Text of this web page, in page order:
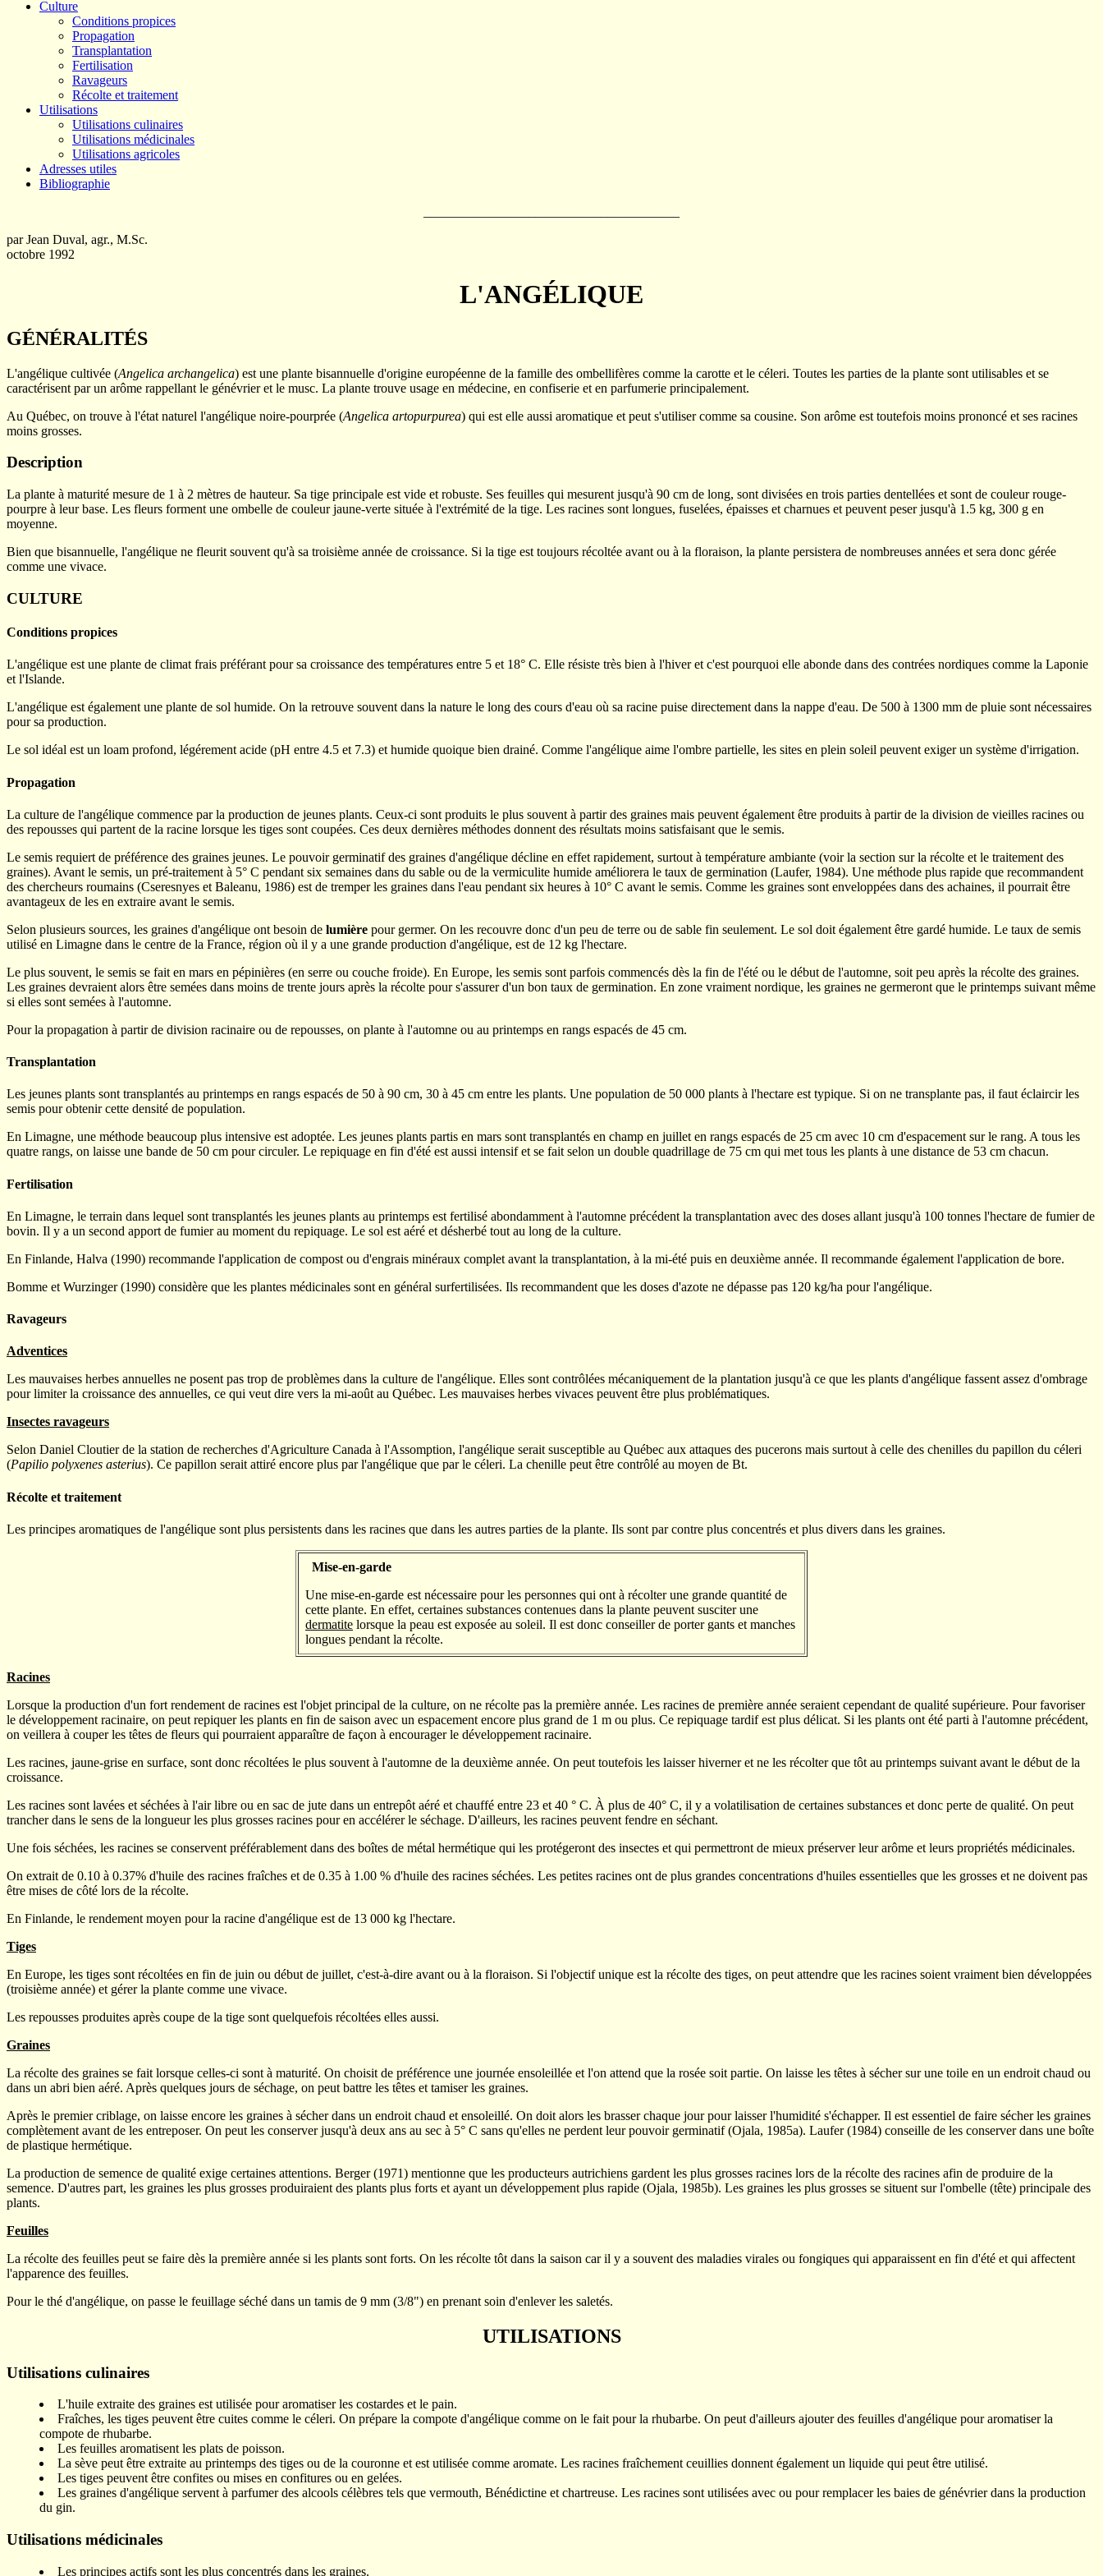
Culture
Conditions propices
Propagation
Transplantation
Fertilisation
Ravageurs
Récolte et traitement
Utilisations
Utilisations culinaires
Utilisations médicinales
Utilisations agricoles
Adresses utiles
Bibliographie
par Jean Duval, agr., M.Sc.
octobre 1992
L'ANGÉLIQUE
GÉNÉRALITÉS
L'angélique cultivée (Angelica archangelica) est une plante bisannuelle d'origine européenne de la famille des ombellifères comme la carotte et le céleri. Toutes les parties de la plante sont utilisables et se
caractérisent par un arôme rappellant le génévrier et le musc. La plante trouve usage en médecine, en confiserie et en parfumerie principalement.
Au Québec, on trouve à l'état naturel l'angélique noire-pourprée (Angelica artopurpurea) qui est elle aussi aromatique et peut s'utiliser comme sa cousine. Son arôme est toutefois moins prononcé et ses racines
moins grosses.
Description
La plante à maturité mesure de 1 à 2 mètres de hauteur. Sa tige principale est vide et robuste. Ses feuilles qui mesurent jusqu'à 90 cm de long, sont divisées en trois parties dentellées et sont de couleur rouge-
pourpre à leur base. Les fleurs forment une ombelle de couleur jaune-verte située à l'extrémité de la tige. Les racines sont longues, fuselées, épaisses et charnues et peuvent peser jusqu'à 1.5 kg, 300 g en
moyenne.
Bien que bisannuelle, l'angélique ne fleurit souvent qu'à sa troisième année de croissance. Si la tige est toujours récoltée avant ou à la floraison, la plante persistera de nombreuses années et sera donc gérée
comme une vivace.
CULTURE
Conditions propices
L'angélique est une plante de climat frais préférant pour sa croissance des températures entre 5 et 18° C. Elle résiste très bien à l'hiver et c'est pourquoi elle abonde dans des contrées nordiques comme la Laponie
et l'Islande.
L'angélique est également une plante de sol humide. On la retrouve souvent dans la nature le long des cours d'eau où sa racine puise directement dans la nappe d'eau. De 500 à 1300 mm de pluie sont nécessaires
pour sa production.
Le sol idéal est un loam profond, légérement acide (pH entre 4.5 et 7.3) et humide quoique bien drainé. Comme l'angélique aime l'ombre partielle, les sites en plein soleil peuvent exiger un système d'irrigation.
Propagation
La culture de l'angélique commence par la production de jeunes plants. Ceux-ci sont produits le plus souvent à partir des graines mais peuvent également être produits à partir de la division de vieilles racines ou
des repousses qui partent de la racine lorsque les tiges sont coupées. Ces deux dernières méthodes donnent des résultats moins satisfaisant que le semis.
Le semis requiert de préférence des graines jeunes. Le pouvoir germinatif des graines d'angélique décline en effet rapidement, surtout à température ambiante (voir la section sur la récolte et le traitement des
graines). Avant le semis, un pré-traitement à 5° C pendant six semaines dans du sable ou de la vermiculite humide améliorera le taux de germination (Laufer, 1984). Une méthode plus rapide que recommandent
des chercheurs roumains (Cseresnyes et Baleanu, 1986) est de tremper les graines dans l'eau pendant six heures à 10° C avant le semis. Comme les graines sont enveloppées dans des achaines, il pourrait être
avantageux de les en extraire avant le semis.
Selon plusieurs sources, les graines d'angélique ont besoin de lumière pour germer. On les recouvre donc d'un peu de terre ou de sable fin seulement. Le sol doit également être gardé humide. Le taux de semis
utilisé en Limagne dans le centre de la France, région où il y a une grande production d'angélique, est de 12 kg l'hectare.
Le plus souvent, le semis se fait en mars en pépinières (en serre ou couche froide). En Europe, les semis sont parfois commencés dès la fin de l'été ou le début de l'automne, soit peu après la récolte des graines.
Les graines devraient alors être semées dans moins de trente jours après la récolte pour s'assurer d'un bon taux de germination. En zone vraiment nordique, les graines ne germeront que le printemps suivant même
si elles sont semées à l'automne.
Pour la propagation à partir de division racinaire ou de repousses, on plante à l'automne ou au printemps en rangs espacés de 45 cm.
Transplantation
Les jeunes plants sont transplantés au printemps en rangs espacés de 50 à 90 cm, 30 à 45 cm entre les plants. Une population de 50 000 plants à l'hectare est typique. Si on ne transplante pas, il faut éclaircir les
semis pour obtenir cette densité de population.
En Limagne, une méthode beaucoup plus intensive est adoptée. Les jeunes plants partis en mars sont transplantés en champ en juillet en rangs espacés de 25 cm avec 10 cm d'espacement sur le rang. A tous les
quatre rangs, on laisse une bande de 50 cm pour circuler. Le repiquage en fin d'été est aussi intensif et se fait selon un double quadrillage de 75 cm qui met tous les plants à une distance de 53 cm chacun.
Fertilisation
En Limagne, le terrain dans lequel sont transplantés les jeunes plants au printemps est fertilisé abondamment à l'automne précédent la transplantation avec des doses allant jusqu'à 100 tonnes l'hectare de fumier de
bovin. Il y a un second apport de fumier au moment du repiquage. Le sol est aéré et désherbé tout au long de la culture.
En Finlande, Halva (1990) recommande l'application de compost ou d'engrais minéraux complet avant la transplantation, à la mi-été puis en deuxième année. Il recommande également l'application de bore.
Bomme et Wurzinger (1990) considère que les plantes médicinales sont en général surfertilisées. Ils recommandent que les doses d'azote ne dépasse pas 120 kg/ha pour l'angélique.
Ravageurs
Adventices
Les mauvaises herbes annuelles ne posent pas trop de problèmes dans la culture de l'angélique. Elles sont contrôlées mécaniquement de la plantation jusqu'à ce que les plants d'angélique fassent assez d'ombrage
pour limiter la croissance des annuelles, ce qui veut dire vers la mi-août au Québec. Les mauvaises herbes vivaces peuvent être plus problématiques.
Insectes ravageurs
Selon Daniel Cloutier de la station de recherches d'Agriculture Canada à l'Assomption, l'angélique serait susceptible au Québec aux attaques des pucerons mais surtout à celle des chenilles du papillon du céleri
(Papilio polyxenes asterius). Ce papillon serait attiré encore plus par l'angélique que par le céleri. La chenille peut être contrôlé au moyen de Bt.
Récolte et traitement
Les principes aromatiques de l'angélique sont plus persistents dans les racines que dans les autres parties de la plante. Ils sont par contre plus concentrés et plus divers dans les graines.
Mise-en-garde
Une mise-en-garde est nécessaire pour les personnes qui ont à récolter une grande quantité de
cette plante. En effet, certaines substances contenues dans la plante peuvent susciter une
dermatite lorsque la peau est exposée au soleil. Il est donc conseiller de porter gants et manches
longues pendant la récolte.
Racines
Lorsque la production d'un fort rendement de racines est l'objet principal de la culture, on ne récolte pas la première année. Les racines de première année seraient cependant de qualité supérieure. Pour favoriser
le développement racinaire, on peut repiquer les plants en fin de saison avec un espacement encore plus grand de 1 m ou plus. Ce repiquage tardif est plus délicat. Si les plants ont été parti à l'automne précédent,
on veillera à couper les têtes de fleurs qui pourraient apparaître de façon à encourager le développement racinaire.
Les racines, jaune-grise en surface, sont donc récoltées le plus souvent à l'automne de la deuxième année. On peut toutefois les laisser hiverner et ne les récolter que tôt au printemps suivant avant le début de la
croissance.
Les racines sont lavées et séchées à l'air libre ou en sac de jute dans un entrepôt aéré et chauffé entre 23 et 40 ° C. À plus de 40° C, il y a volatilisation de certaines substances et donc perte de qualité. On peut
trancher dans le sens de la longueur les plus grosses racines pour en accélérer le séchage. D'ailleurs, les racines peuvent fendre en séchant.
Une fois séchées, les racines se conservent préférablement dans des boîtes de métal hermétique qui les protégeront des insectes et qui permettront de mieux préserver leur arôme et leurs propriétés médicinales.
On extrait de 0.10 à 0.37% d'huile des racines fraîches et de 0.35 à 1.00 % d'huile des racines séchées. Les petites racines ont de plus grandes concentrations d'huiles essentielles que les grosses et ne doivent pas
être mises de côté lors de la récolte.
En Finlande, le rendement moyen pour la racine d'angélique est de 13 000 kg l'hectare.
Tiges
En Europe, les tiges sont récoltées en fin de juin ou début de juillet, c'est-à-dire avant ou à la floraison. Si l'objectif unique est la récolte des tiges, on peut attendre que les racines soient vraiment bien développées
(troisième année) et gérer la plante comme une vivace.
Les repousses produites après coupe de la tige sont quelquefois récoltées elles aussi.
Graines
La récolte des graines se fait lorsque celles-ci sont à maturité. On choisit de préférence une journée ensoleillée et l'on attend que la rosée soit partie. On laisse les têtes à sécher sur une toile en un endroit chaud ou
dans un abri bien aéré. Après quelques jours de séchage, on peut battre les têtes et tamiser les graines.
Après le premier criblage, on laisse encore les graines à sécher dans un endroit chaud et ensoleillé. On doit alors les brasser chaque jour pour laisser l'humidité s'échapper. Il est essentiel de faire sécher les graines
complètement avant de les entreposer. On peut les conserver jusqu'à deux ans au sec à 5° C sans qu'elles ne perdent leur pouvoir germinatif (Ojala, 1985a). Laufer (1984) conseille de les conserver dans une boîte
de plastique hermétique.
La production de semence de qualité exige certaines attentions. Berger (1971) mentionne que les producteurs autrichiens gardent les plus grosses racines lors de la récolte des racines afin de produire de la
semence. D'autres part, les graines les plus grosses produiraient des plants plus forts et ayant un développement plus rapide (Ojala, 1985b). Les graines les plus grosses se situent sur l'ombelle (tête) principale des
plants.
Feuilles
La récolte des feuilles peut se faire dès la première année si les plants sont forts. On les récolte tôt dans la saison car il y a souvent des maladies virales ou fongiques qui apparaissent en fin d'été et qui affectent
l'apparence des feuilles.
Pour le thé d'angélique, on passe le feuillage séché dans un tamis de 9 mm (3/8") en prenant soin d'enlever les saletés.
UTILISATIONS
Utilisations culinaires
L'huile extraite des graines est utilisée pour aromatiser les costardes et le pain.
Fraîches, les tiges peuvent être cuites comme le céleri. On prépare la compote d'angélique comme on le fait pour la rhubarbe. On peut d'ailleurs ajouter des feuilles d'angélique pour aromatiser la
compote de rhubarbe.
Les feuilles aromatisent les plats de poisson.
La sève peut être extraite au printemps des tiges ou de la couronne et est utilisée comme aromate. Les racines fraîchement ceuillies donnent également un liquide qui peut être utilisé.
Les tiges peuvent être confites ou mises en confitures ou en gelées.
Les graines d'angélique servent à parfumer des alcools célèbres tels que vermouth, Bénédictine et chartreuse. Les racines sont utilisées avec ou pour remplacer les baies de génévrier dans la production
du gin.
Utilisations médicinales
Les principes actifs sont les plus concentrés dans les graines.